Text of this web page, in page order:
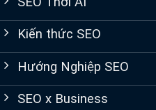
Kiến thức SEO
Hướng Nghiệp SEO
SEO x Business